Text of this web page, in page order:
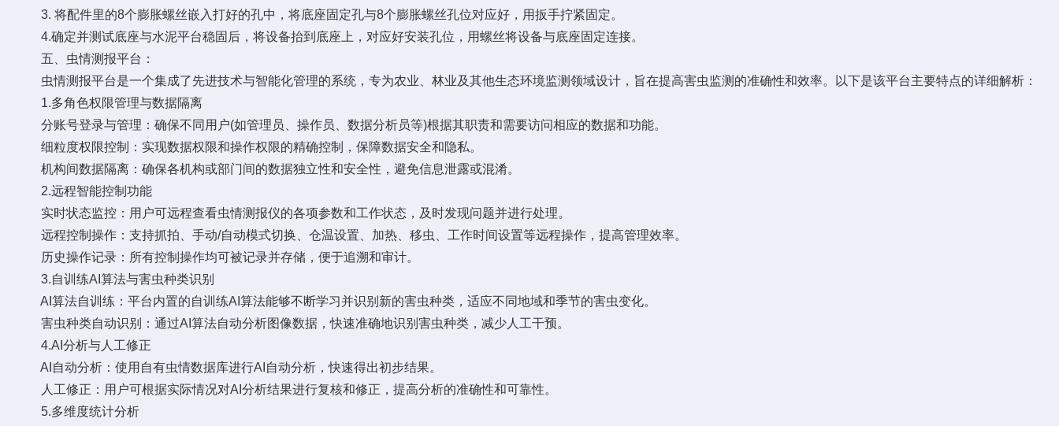
3. 将配件里的8个膨胀螺丝嵌入打好的孔中，将底座固定孔与8个膨胀螺丝孔位对应好，用扳手拧紧固定。
4.确定并测试底座与水泥平台稳固后，将设备抬到底座上，对应好安装孔位，用螺丝将设备与底座固定连接。
五、虫情测报平台：
虫情测报平台是一个集成了先进技术与智能化管理的系统，专为农业、林业及其他生态环境监测领域设计，旨在提高害虫监测的准确性和效率。以下是该平台主要特点的详细解析：
1.多角色权限管理与数据隔离
分账号登录与管理：确保不同用户(如管理员、操作员、数据分析员等)根据其职责和需要访问相应的数据和功能。
细粒度权限控制：实现数据权限和操作权限的精确控制，保障数据安全和隐私。
机构间数据隔离：确保各机构或部门间的数据独立性和安全性，避免信息泄露或混淆。
2.远程智能控制功能
实时状态监控：用户可远程查看虫情测报仪的各项参数和工作状态，及时发现问题并进行处理。
远程控制操作：支持抓拍、手动/自动模式切换、仓温设置、加热、移虫、工作时间设置等远程操作，提高管理效率。
历史操作记录：所有控制操作均可被记录并存储，便于追溯和审计。
3.自训练AI算法与害虫种类识别
AI算法自训练：平台内置的自训练AI算法能够不断学习并识别新的害虫种类，适应不同地域和季节的害虫变化。
害虫种类自动识别：通过AI算法自动分析图像数据，快速准确地识别害虫种类，减少人工干预。
4.AI分析与人工修正
AI自动分析：使用自有虫情数据库进行AI自动分析，快速得出初步结果。
人工修正：用户可根据实际情况对AI分析结果进行复核和修正，提高分析的准确性和可靠性。
5.多维度统计分析